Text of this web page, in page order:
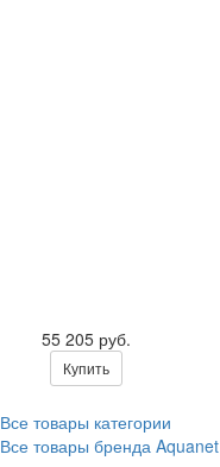
55 205 руб.
Купить
Все товары категории
Все товары бренда Aquanet